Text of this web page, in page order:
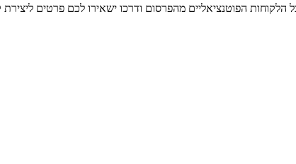
הלקוחות הפוטנציאליים מהפרסום ודרכו ישאירו לכם פרטים